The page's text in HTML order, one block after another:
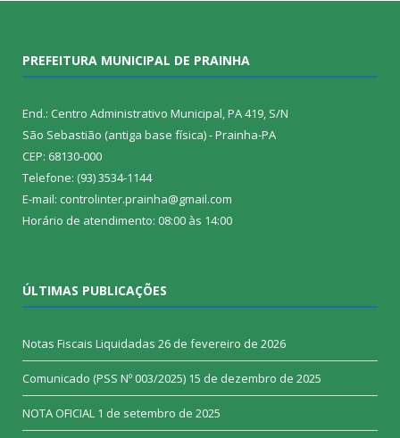
PREFEITURA MUNICIPAL DE PRAINHA
End.: Centro Administrativo Municipal, PA 419, S/N
São Sebastião (antiga base física) - Prainha-PA
CEP: 68130-000
Telefone: (93) 3534-1144
E-mail: controlinter.prainha@gmail.com
Horário de atendimento: 08:00 às 14:00
ÚLTIMAS PUBLICAÇÕES
Notas Fiscais Liquidadas 26 de fevereiro de 2026
Comunicado (PSS Nº 003/2025) 15 de dezembro de 2025
NOTA OFICIAL 1 de setembro de 2025